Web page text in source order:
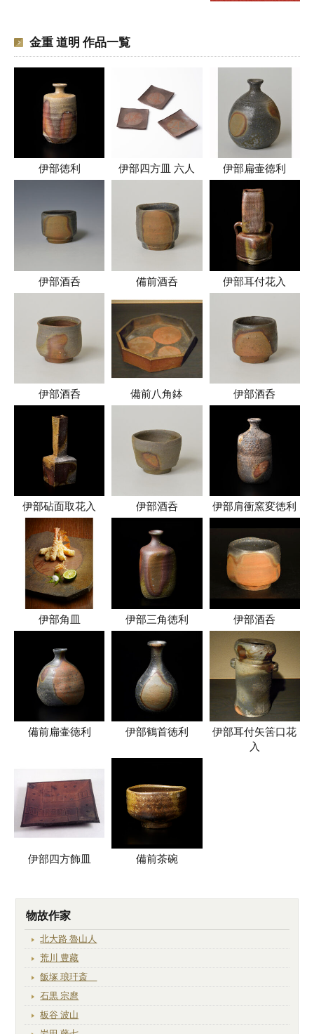
金重 道明 作品一覧
伊部徳利 伊部四方皿 六人 伊部扁壷徳利
伊部酒呑 備前酒呑 伊部耳付花入
伊部酒呑 備前八角鉢 伊部酒呑
伊部砧面取花入 伊部酒呑 伊部肩衝窯変徳利
伊部角皿 伊部三角徳利 伊部酒呑
備前扁壷徳利 伊部鶴首徳利
伊部耳付矢筈口花
入
伊部四方飾皿 備前茶碗
物故作家
北大路 魯山人
荒川 豊藏
飯塚 琅玕斎
石黒 宗麿
板谷 波山